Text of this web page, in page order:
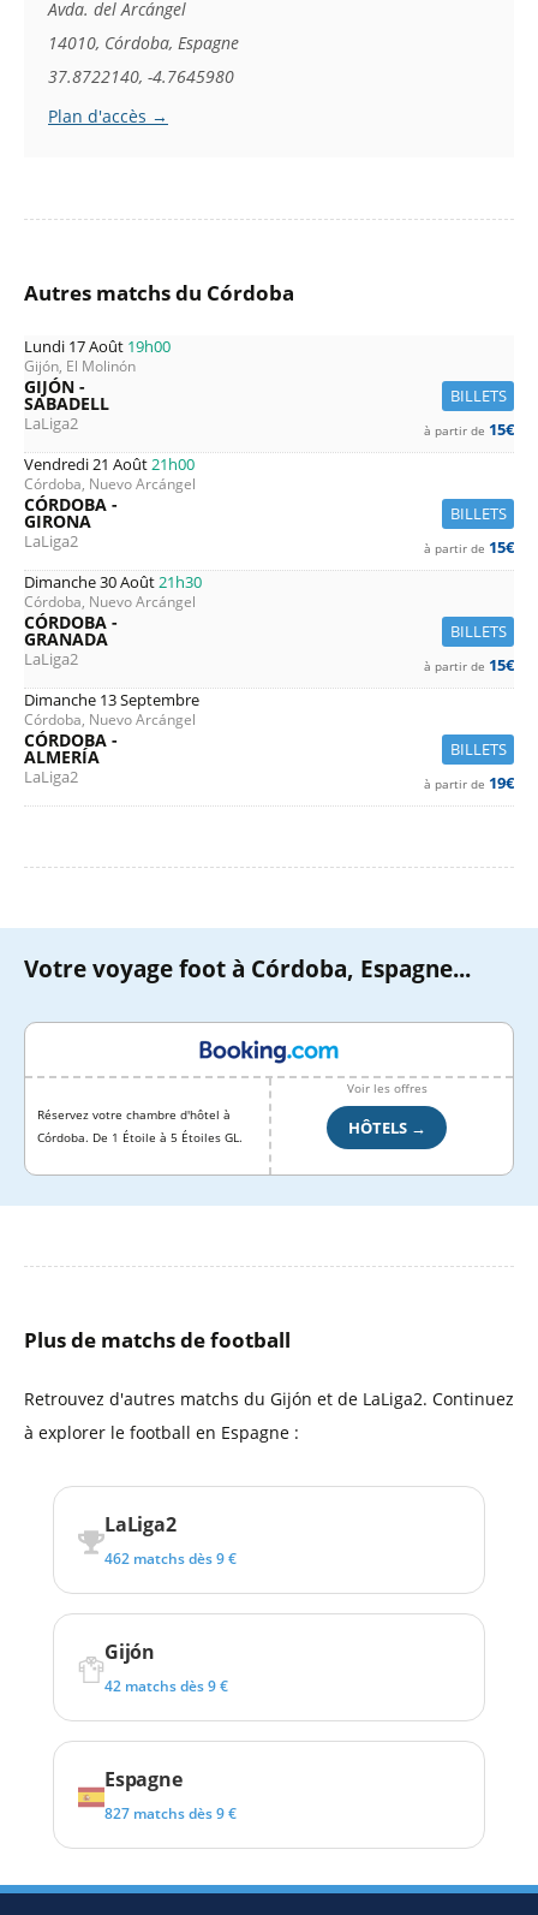
Avda. del Arcángel
14010, Córdoba, Espagne
37.8722140, -4.7645980
Plan d'accès →
Autres matchs du Córdoba
Lundi 17 Août 19h00
Gijón, El Molinón
BILLETS
GIJÓN -
SABADELL
LaLiga2 à partir de 15€
Vendredi 21 Août21h00
Córdoba, Nuevo Arcángel
BILLETS
CÓRDOBA -
GIRONA
LaLiga2 à partir de 15€
Dimanche 30 Août21h30
Córdoba, Nuevo Arcángel
BILLETS
CÓRDOBA -
GRANADA
LaLiga2 à partir de 15€
Dimanche 13 Septembre
Córdoba, Nuevo Arcángel
BILLETS
CÓRDOBA -
ALMERÍA
LaLiga2 à partir de 19€
Votre voyage foot à Córdoba, Espagne...
Réservez votre chambre d'hôtel à
Córdoba. De 1 Étoile à 5 Étoiles GL.
Voir les offres
HÔTELS →
Plus de matchs de football
Retrouvez d'autres matchs du Gijón et de LaLiga2. Continuez
à explorer le football en Espagne :
LaLiga2
462 matchs dès 9 €
Gijón
42 matchs dès 9 €
Espagne
827 matchs dès 9 €